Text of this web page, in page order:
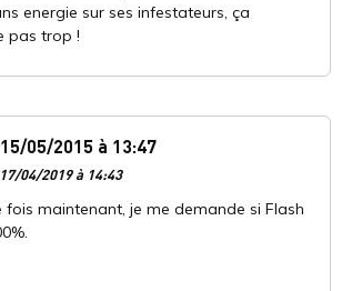
energie sur ses infestateurs, ça
pas trop !
05/2015 à 13:47
04/2019 à 14:43
fois maintenant, je me demande si Flash